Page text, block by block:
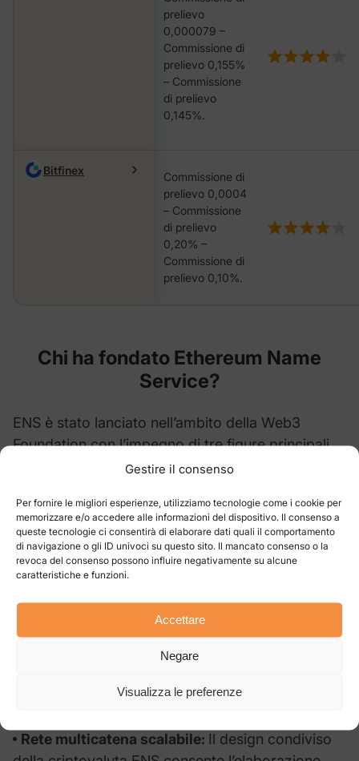
Gestire il consenso
Per fornire le migliori esperienze, utilizziamo tecnologie come i cookie per
memorizzare e/o accedere alle informazioni del dispositivo. Il consenso a
queste tecnologie ci consentirà di elaborare dati quali il comportamento
di navigazione o gli ID univoci su questo sito. Il mancato consenso o la
revoca del consenso possono influire negativamente su alcune
caratteristiche e funzioni.
Accettare
Negare
Visualizza le preferenze
prelievo
0,000079 –
Commissione di
prelievo 0,155%
– Commissione
di prelievo
0,145%.
Bitfinex
Commissione di
prelievo 0,0004
– Commissione
di prelievo
0,20% –
Commissione di
prelievo 0,10%.
Chi ha fondato Ethereum Name
Service?
ENS è stato lanciato nell’ambito della Web3
Foundation con l’impegno di tre figure principali.
hanno dato vita alla criptovaluta ENS, rendendola
uno dei progetti più floridi del mercato attuale.
Cosa rende unico ilEthereum Name
La Ethereum Name Service crypto è dotata di un
ampio spettro di caratteristiche uniche che
mercato delle criptovalute.
Rete multicatena scalabile: Il design condiviso